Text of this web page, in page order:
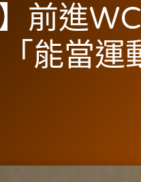
】前進
「能當